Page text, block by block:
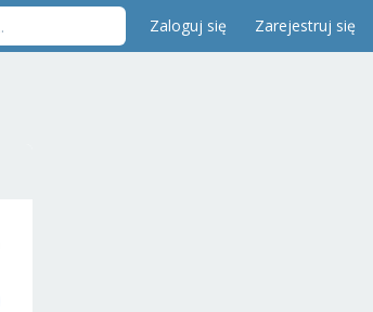
Zaloguj się Zarejestruj się